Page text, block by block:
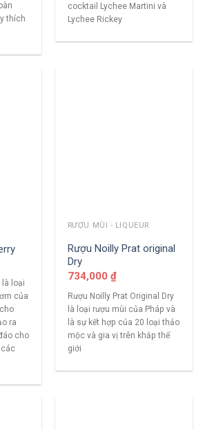
thích
cocktail Lychee Martini và
Lychee Rickey
là loại
của
ra
cho
các
RƯỢU MÙI - LIQUEUR
Rượu Noilly Prat original
Dry
734,000 ₫
Rượu Noilly Prat Original Dry
là loại rượu mùi của Pháp và
là sự kết hợp của 20 loại thảo
mộc và gia vị trên khắp thế
giới